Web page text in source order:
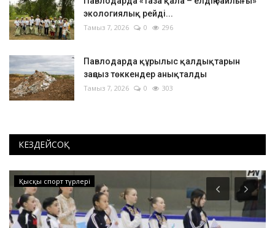
экологиялық рейді...
Тамыз 7, 2026 0 296
Павлодарда құрылыс қалдықтарын
заңсыз төккендер анықталды
Тамыз 7, 2026 0 303
КЕЗДЕЙСОҚ
Хоккей